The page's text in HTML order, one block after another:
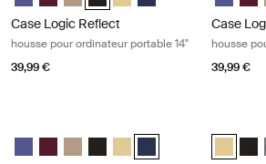
Case Logic Reflect
housse pour ordinateur portable 14"
39,99 €
Case
housse
39,99 €
Case Logic Reflect 14" Laptop Sleeve
Case Logic Reflect 14" Laptop Sleeve
Case Logic Reflect 14" Laptop
Case Logic Reflect 14" Laptop
Case Logic Reflect 14"
Case Logic Reflect
Case